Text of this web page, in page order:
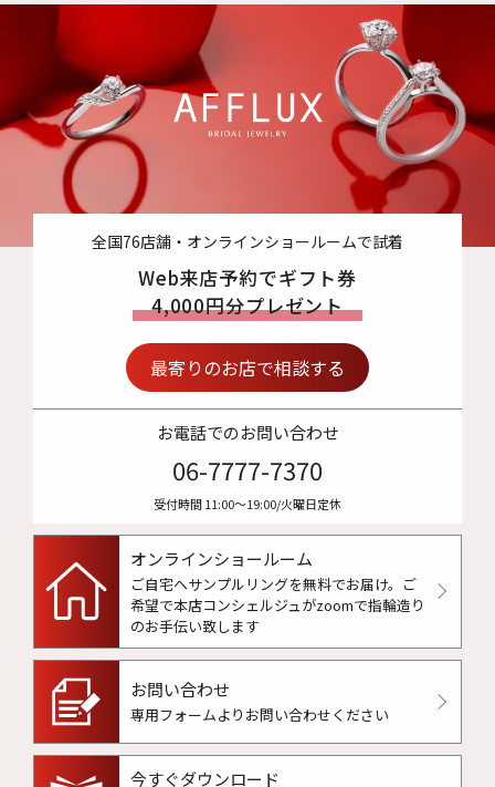
全国76店舗・オンラインショールームで試着
Web来店予約でギフト券
4,000円分プレゼント
最寄りのお店で相談する
お電話でのお問い合わせ
06-7777-7370
受付時間 11:00〜19:00/火曜日定休
オンラインショールーム
ご自宅へサンプルリングを無料でお届け。 ご
希望で本店コンシェルジュがzoomで指輪造り
のお手伝い致します
お問い合わせ
専用フォームよりお問い合わせください
今すぐダウンロード